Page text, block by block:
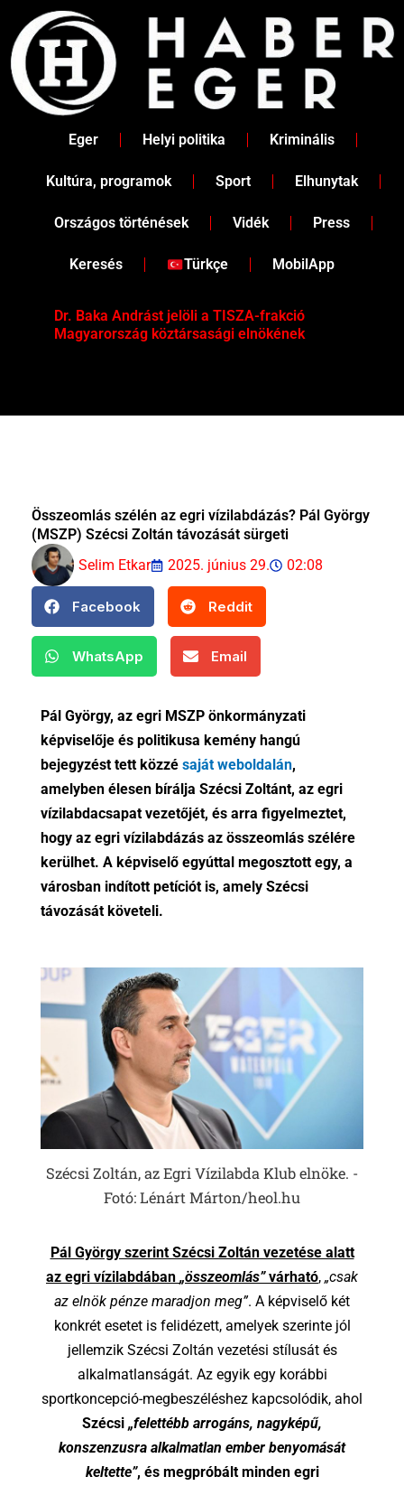
content
Eger Helyi politika Kriminális
Kultúra, programok Sport Elhunytak
Országos történések Vidék Press
Keresés Türkçe MobilApp
Dr. Baka Andrást jelöli a TISZA-frakció
Magyarország köztársasági elnökének
Összeomlás szélén az egri vízilabdázás? Pál György
(MSZP) Szécsi Zoltán távozását sürgeti
Selim Etkar
2025. június 29. 02:08
Facebook Reddit
WhatsApp Email
Pál György, az egri MSZP önkormányzati
képviselője és politikusa kemény hangú
bejegyzést tett közzésaját weboldalán,
amelyben élesen bírálja Szécsi Zoltánt, az egri
vízilabdacsapat vezetőjét, és arra figyelmeztet,
hogy az egri vízilabdázás az összeomlás szélére
kerülhet. A képviselő egyúttal megosztott egy, a
városban indított petíciót is, amely Szécsi
távozását követeli.
Szécsi Zoltán, az Egri Vízilabda Klub elnöke. -
Fotó: Lénárt Márton/heol.hu
Pál György szerint Szécsi Zoltán vezetése alatt
az egri vízilabdában „összeomlás”várható, „csak
az elnök pénze maradjon meg”. A képviselő két
konkrét esetet is felidézett, amelyek szerinte jól
jellemzik Szécsi Zoltán vezetési stílusát és
alkalmatlanságát. Az egyik egy korábbi
sportkoncepció-megbeszéléshez kapcsolódik, ahol
Szécsi „felettébb arrogáns, nagyképű,
konszenzusra alkalmatlan ember benyomását
keltette”, és megpróbált minden egri